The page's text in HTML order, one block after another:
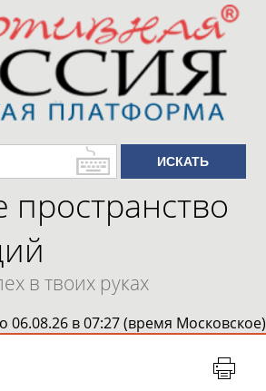
пространство
в твоих руках
06.08.26 в 07:27 (время Московское)